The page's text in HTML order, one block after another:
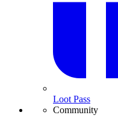
Loot Pass
Community